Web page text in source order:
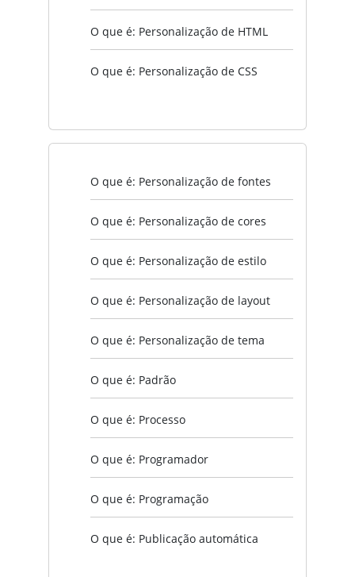
O que é: Personalização de HTML
O que é: Personalização de CSS
O que é: Personalização de fontes
O que é: Personalização de cores
O que é: Personalização de estilo
O que é: Personalização de layout
O que é: Personalização de tema
O que é: Padrão
O que é: Processo
O que é: Programador
O que é: Programação
O que é: Publicação automática